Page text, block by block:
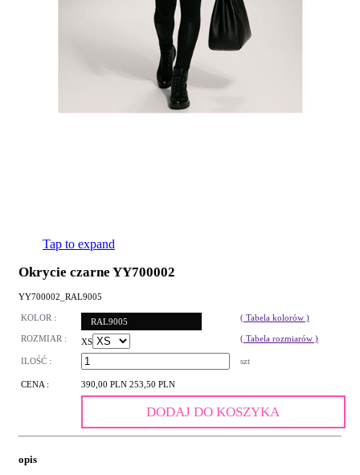
Tap to expand
Okrycie czarne YY700002
YY700002_RAL9005
KOLOR : RAL9005 ( Tabela kolorów )
ROZMIAR : XS ( Tabela rozmiarów )
ILOŚĆ : szt
CENA : 390,00 PLN 253,50 PLN
DODAJ DO KOSZYKA
opis